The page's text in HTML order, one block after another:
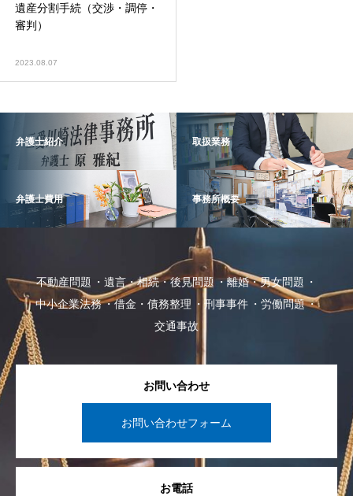
遺産分割手続（交渉・調停・
審判）
2023.08.07
弁護士紹介 取扱業務
弁護士費用 事務所概要
不動産問題 遺言・相続・後見問題
離婚・男女問題
中小企業法務
借金・債務整理 刑事事件
労働問題
交通事故
お問い合わせ
お問い合わせフォーム
お電話